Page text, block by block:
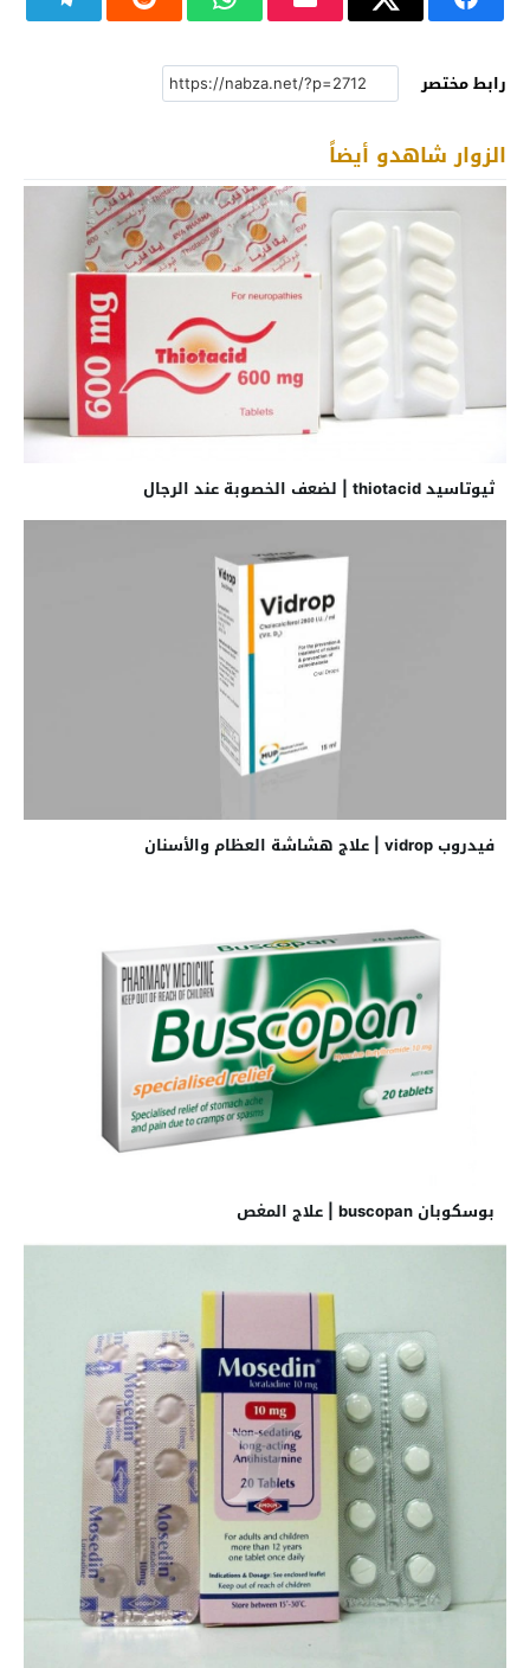
رابط مختصر
الزوار شاهدو أيضاً
ثيوتاسيد thiotacid | لضعف الخصوبة عند الرجال
فيدروب vidrop | علاج هشاشة العظام والأسنان
بوسكوبان buscopan | علاج المغص